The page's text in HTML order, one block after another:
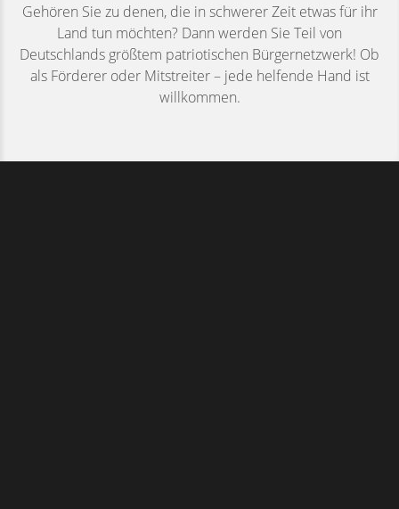
Gehören Sie zu denen, die in schwerer Zeit etwas für ihr
Land tun möchten? Dann werden Sie Teil von
Deutschlands größtem patriotischen Bürgernetzwerk! Ob
als Förderer oder Mitstreiter – jede helfende Hand ist
willkommen.